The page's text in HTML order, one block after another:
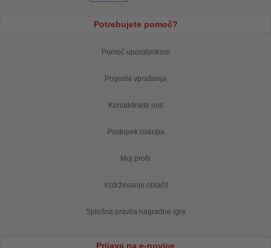
Potrebujete pomoč?
Pomoč uporabnikom
Pogosta vprašanja
Kontaktirajte nas
Postopek nakupa
Moj profil
Vzdrževanje oblačil
Splošna pravila nagradne igre
Prijava na e-novice